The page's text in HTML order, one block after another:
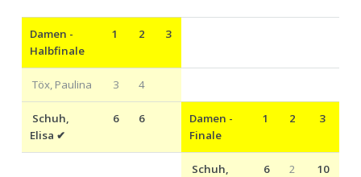
Damen -
Halbfinale
1 2 3
Töx, Paulina 3 4
Schuh,
Elisa ✔
6 6
Damen -
Finale
1 2 3
Schuh,
6 2 10